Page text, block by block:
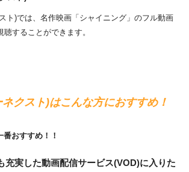
ト)では、名作映画「シャイニング」のフル動画
聴することができます。
クスト)はこんな方におすすめ！
おすすめ！！
実した動画配信サービス(VOD)に入りた